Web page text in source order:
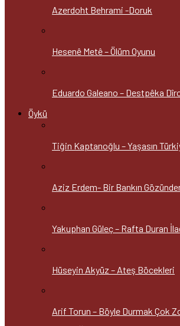
Azerdoht Behrami -Doruk
Hesenê Metê – Ölüm Oyunu
Eduardo Galeano – Destpêka
Öykü
Tiğin Kaptanoğlu – Yaşasın
Aziz Erdem- Bir Bankın
Yakuphan Güleç – Rafta Duran
Hüseyin Akyüz – Ateş Böcekleri
Arif Torun – Böyle Durmak Çok